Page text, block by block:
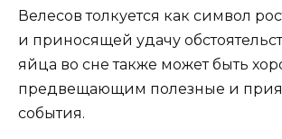
Велесов толкуется как символ
и приносящей удачу
яйца во сне также может быть
предвещающим полезные и
события.